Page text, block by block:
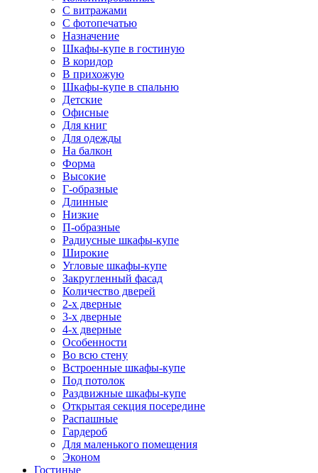
С витражами
С фотопечатью
Назначение
Шкафы-купе в гостиную
В коридор
В прихожую
Шкафы-купе в спальню
Детские
Офисные
Для книг
Для одежды
На балкон
Форма
Высокие
Г-образные
Длинные
Низкие
П-образные
Радиусные шкафы-купе
Широкие
Угловые шкафы-купе
Закругленный фасад
Количество дверей
2-х дверные
3-х дверные
4-х дверные
Особенности
Во всю стену
Встроенные шкафы-купе
Под потолок
Раздвижные шкафы-купе
Открытая секция посередине
Распашные
Гардероб
Для маленького помещения
Эконом
Гостиные